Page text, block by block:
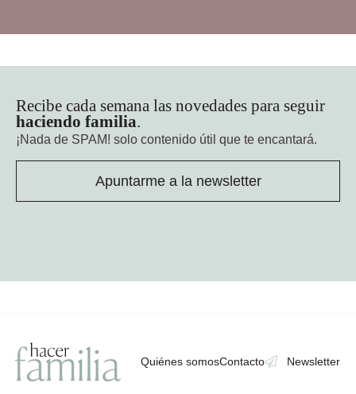
Recibe cada semana las novedades para seguir
haciendo familia.
¡Nada de SPAM! solo contenido útil que te encantará.
Apuntarme a la newsletter
Quiénes somosContacto Newsletter